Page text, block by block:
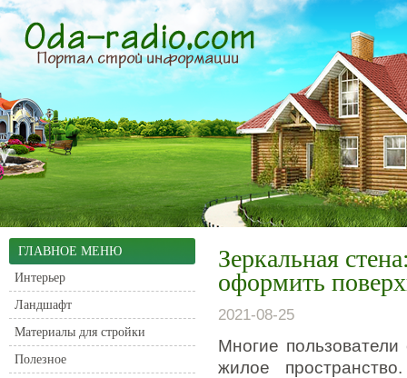
ГЛАВНОЕ МЕНЮ
Интерьер
Ландшафт
Материалы для стройки
Полезное
Зеркальная
оформить
2021-08-25
Многие
жилое